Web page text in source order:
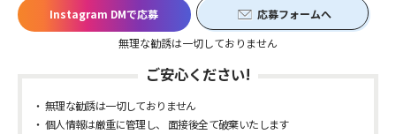
Instagram DMで応募
応募フォームへ
無理な勧誘は一切しておりません
ご安心ください!
無理な勧誘は一切しておりません
個人情報は厳重に管理し、 面接後全て破棄いたします